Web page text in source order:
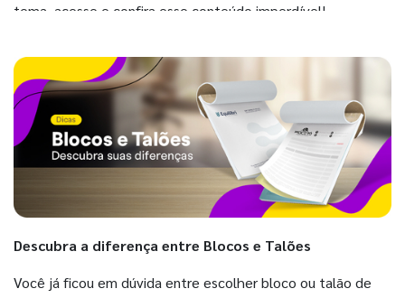
tema, acesse e confira esse conteúdo imperdível!
Descubra a diferença entre Blocos e Talões
Você já ficou em dúvida entre escolher bloco ou talão de